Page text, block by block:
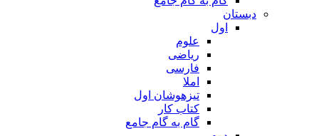
دبستان
اول
علوم
ریاضی
فارسی
املا
تیزهوشان اول
کتاب کار
گام به گام جامع